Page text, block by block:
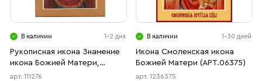
В наличии 1-2 дня
Рукописная икона Знамение
икона Божией Матери,
писанная
арт. 111276
В наличии 1-30 дней
Икона Смоленская икона
Божией Матери (АРТ.06375)
арт. 1236375